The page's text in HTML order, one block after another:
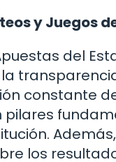
y Juegos
del
constante
los